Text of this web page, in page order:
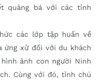
quảng bá với các tỉnh
các lớp tập huấn về
ứng xử đối với du khách
ảnh con người Ninh
Cùng với đó, tỉnh chú